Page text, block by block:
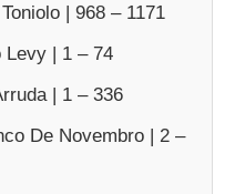
| 968 – 1171
Levy | 1 – 74
| 1 – 336
De Novembro | 2 –